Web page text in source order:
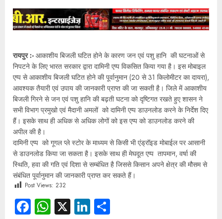
रायपुर :- आकाशीय बिजली घटित होने के कारण जन एवं पशु हानि की घटनाओं से
निपटने के लिए भारत सरकार द्वारा दामिनी एप्प विकसित किया गया है। इस मोबाइल
एप्प से आकाशीय बिजली घटित होने की पूर्वानुमान (20 से 31 किलोमीटर का दायरा),
आवश्यक तैयारी एवं उपाय की जानकारी प्राप्त की जा सकती है। जिले में आकाशीय
बिजली गिरने से जन एवं पशु हानि की बढ़ती घटना को दृष्टिगत रखते हुए शासन ने
सभी विभाग प्रमुखो एवं मैदानी अमलों को दामिनी एप्प डाउनलोड करने के निर्देश दिए
हैं। इसके साथ ही अधिक से अधिक लोगों को इस एप्प को डाउनलोड करने की
अपील की है।
दामिनी एप्प को गूगल प्ले स्टोर के माध्यम से किसी भी एंड्रॉइड मोबाईल पर आसानी
से डाउनलोड किया जा सकता है। इसके साथ ही मेघदूत एप्प तापमान, वर्षा की
स्थिति, हवा की गति एवं दिशा से सम्बंधित है जिससे किसान अपने क्षेत्र की मौसम से
संबंधित पूर्वानुमान की जानकारी प्राप्त कर सकते हैं।
Post Views: 232
Facebook
WhatsApp
X LinkedIn